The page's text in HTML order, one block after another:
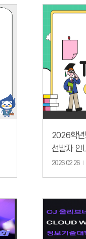
2026학년
선발자 안
2026.02.26